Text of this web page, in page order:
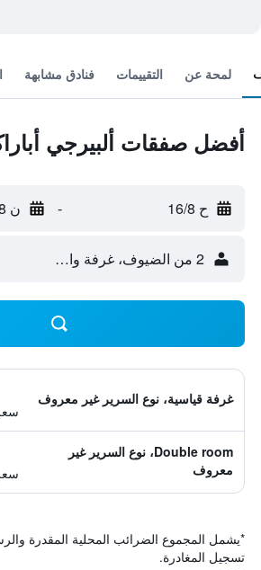
لمحة عن التقييمات فنادق مشابهة
أفضل صفقات ألبيرجي
ح 16/8 - ن 17/8
2 من الضيوف، غرفة واحدة
غرفة قياسية، نوع السرير غير معروف
Double room، نوع السرير غير
معروف
*يشمل المجموع الضرائب المحلية المقدرة
تسجيل المغادرة.